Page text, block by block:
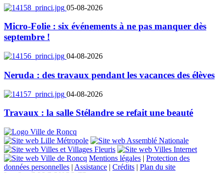
05-08-2026
Micro-Folie : six événements à ne pas manquer dès
septembre !
04-08-2026
Neruda : des travaux pendant les vacances des élèves
04-08-2026
Travaux : la salle Stélandre se refait une beauté
Mentions légales | Protection des
données personnelles | Assistance | Crédits | Plan du site